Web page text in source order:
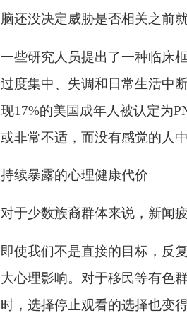
脑还没决定威胁是否相关之前
一些研究人员提出了一种临床
过度集中、失调和日常生活中
现17%的美国成年人被认定为
或非常不适，而没有感觉的人中
持续暴露的心理健康代价
对于少数族裔群体来说，新闻
即使我们不是直接的目标，反
大心理影响。对于移民等有色
时，选择停止观看的选择也变